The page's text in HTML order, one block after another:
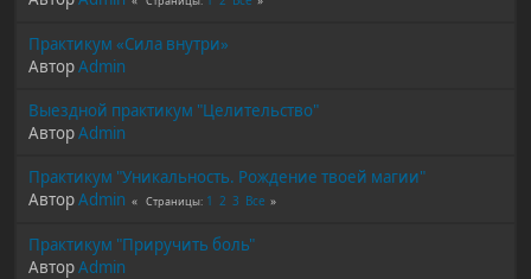
Практикум «Сила внутри»
АвторAdmin
Выездной практикум "Целительство"
АвторAdmin
Практикум "Уникальность. Рождение твоей магии"
АвторAdmin Страницы 1 2 3 Все
Практикум "Приручить боль"
АвторAdmin